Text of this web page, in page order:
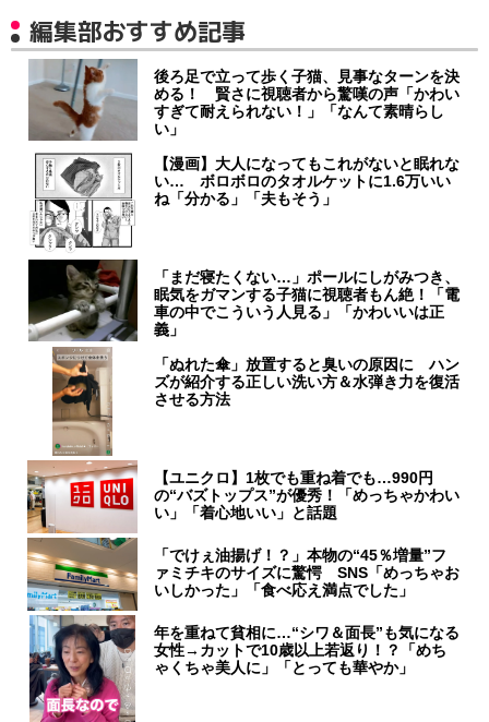
編集部おすすめ記事
後ろ足で立って歩く子猫、見事なターンを決
める！ 賢さに視聴者から驚嘆の声「かわい
すぎて耐えられない！」「なんて素晴らし
い」
【漫画】大人になってもこれがないと眠れな
い… ボロボロのタオルケットに1.6万いい
ね「分かる」「夫もそう」
「まだ寝たくない…」ポールにしがみつき、
眠気をガマンする子猫に視聴者もん絶！「電
車の中でこういう人見る」「かわいいは正
義」
「ぬれた傘」放置すると臭いの原因に ハン
ズが紹介する正しい洗い方＆水弾き力を復活
させる方法
【ユニクロ】1枚でも重ね着でも…990円
の“バズトップス”が優秀！「めっちゃかわい
い」「着心地いい」と話題
「でけぇ油揚げ！？」本物の“45％増量”フ
ァミチキのサイズに驚愕 SNS「めっちゃお
いしかった」「食べ応え満点でした」
年を重ねて貧相に…“シワ＆面長”も気になる
女性→カットで10歳以上若返り！？「めち
ゃくちゃ美人に」「とっても華やか」